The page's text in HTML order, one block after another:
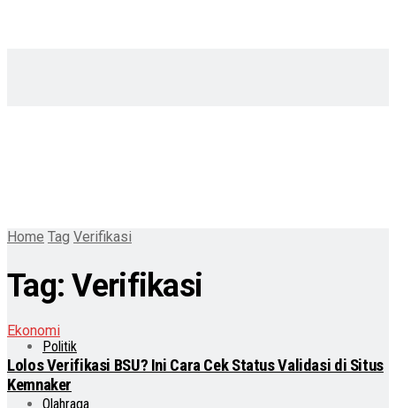
Politik
Olahraga
Home Tag Verifikasi
Tag:Verifikasi
Ekonomi
Lolos Verifikasi BSU? Ini Cara Cek Status Validasi di Situs
Kemnaker